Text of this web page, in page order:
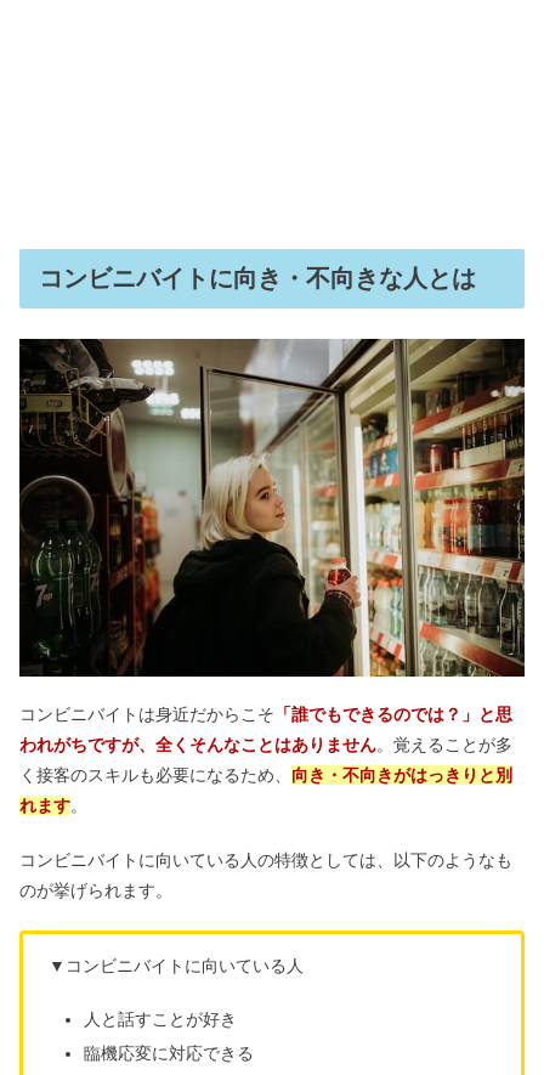
コンビニバイトに向き・不向きな人とは
コンビニバイトは身近だからこそ 「誰でもできるのでは？」と思
われがちですが、全くそんなことはありません。覚えることが多
く接客のスキルも必要になるため、 向き・不向きがはっきりと別
れます。
コンビニバイトに向いている人の特徴としては、以下のようなも
のが挙げられます。
▼コンビニバイトに向いている人
人と話すことが好き
臨機応変に対応できる